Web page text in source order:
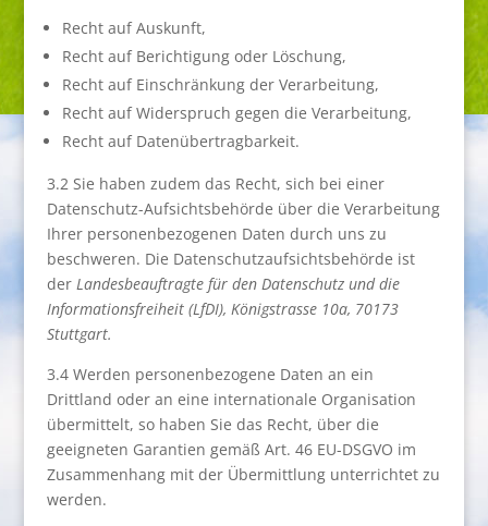
Recht auf Auskunft,
Recht auf Berichtigung oder Löschung,
Recht auf Einschränkung der Verarbeitung,
Recht auf Widerspruch gegen die Verarbeitung,
Recht auf Datenübertragbarkeit.
3.2 Sie haben zudem das Recht, sich bei einer
Datenschutz-Aufsichtsbehörde über die Verarbeitung
Ihrer personenbezogenen Daten durch uns zu
beschweren. Die Datenschutzaufsichtsbehörde ist
der Landesbeauftragte für den Datenschutz und die
Informationsfreiheit (LfDI), Königstrasse 10a, 70173
Stuttgart.
3.4 Werden personenbezogene Daten an ein
Drittland oder an eine internationale Organisation
übermittelt, so haben Sie das Recht, über die
geeigneten Garantien gemäß Art. 46 EU-DSGVO im
Zusammenhang mit der Übermittlung unterrichtet zu
werden.